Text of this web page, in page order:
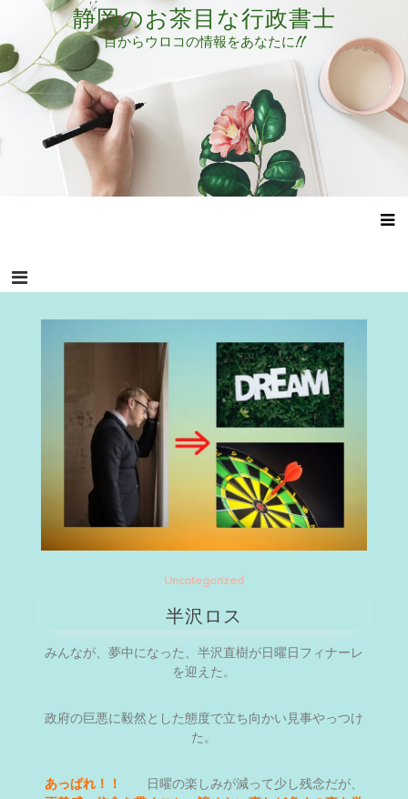
テ
ン
ツ
キ
静岡のお茶目な行政書士
目からウロコの情報をあなたに!!
Uncategorized
半沢ロス
みんなが、夢中になった、半沢直樹が日曜日フィナーレ
を迎えた。
政府の巨悪に毅然とした態度で立ち向かい見事やっつけ
た。
あっぱれ！！
日曜の楽しみが減って少し残念だが、